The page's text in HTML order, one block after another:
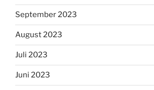
September 2023
August 2023
Juli 2023
Juni 2023